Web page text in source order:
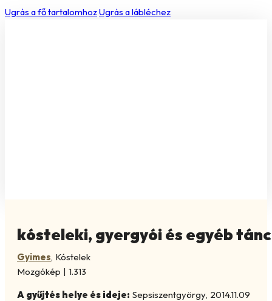
Ugrás a fő tartalomhozUgrás a lábléchez
kósteleki, gyergyói és egyéb
Gyimes, Kóstelek
Mozgókép | 1.313
A gyűjtés helye és ideje: Sepsiszentgyörgy, 2014.11.09